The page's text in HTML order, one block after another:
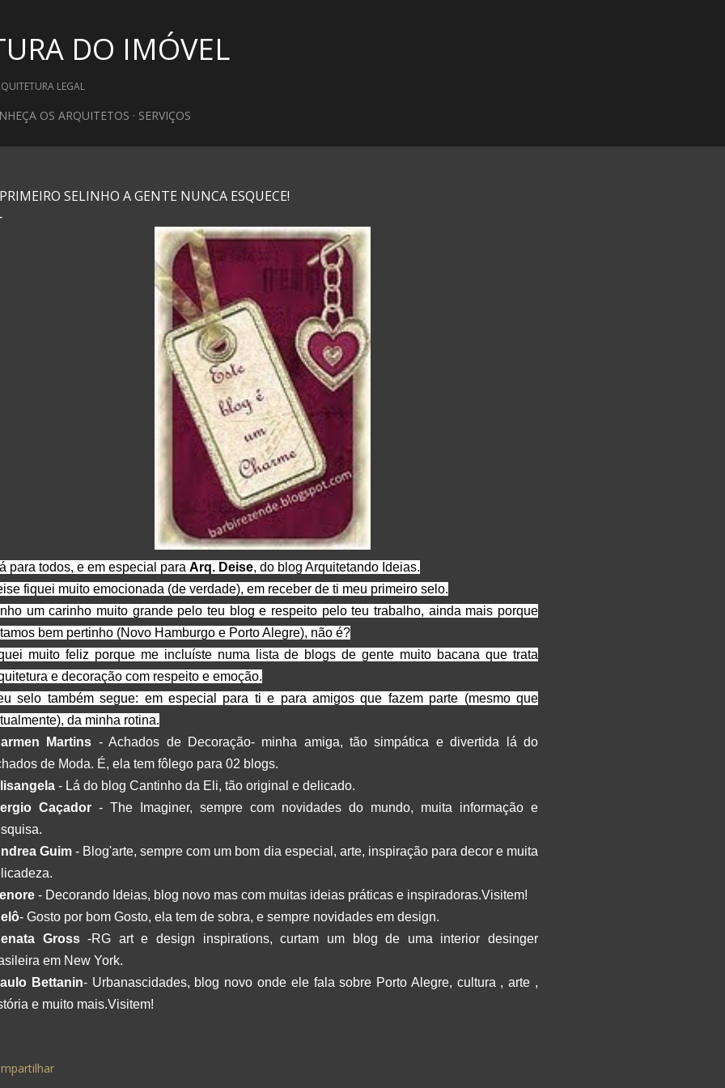
DO IMÓVEL
LEGAL
OS ARQUITETOS SERVIÇOS
SELINHO A GENTE NUNCA ESQUECE!
para todos, e em especial para Arq. Deise, do blog Arquitetando Ideias.
fiquei muito emocionada (de verdade), em receber de ti meu primeiro selo.
um carinho muito grande pelo teu blog e respeito pelo teu trabalho, ainda mais porque
bem pertinho (Novo Hamburgo e Porto Alegre), não é?
muito feliz porque me incluíste numa lista de blogs de gente muito bacana que trata
e decoração com respeito e emoção.
selo também segue: em especial para ti e para amigos que fazem parte (mesmo que
da minha rotina.
Martins - Achados de Decoração- minha amiga, tão simpática e divertida lá do
de Moda. É, ela tem fôlego para 02 blogs.
- Lá do blog Cantinho da Eli, tão original e delicado.
Caçador - The Imaginer, sempre com novidades do mundo, muita informação e
Guim - Blog'arte, sempre com um bom dia especial, arte, inspiração para decor e muita
- Decorando Ideias, blog novo mas com muitas ideias práticas e inspiradoras.Visitem!
- Gosto por bom Gosto, ela tem de sobra, e sempre novidades em design.
Gross-RG art e design inspirations, curtam um blog de uma interior desinger
em New York.
Bettanin- Urbanascidades, blog novo onde ele fala sobre Porto Alegre, cultura , arte ,
e muito mais.Visitem!